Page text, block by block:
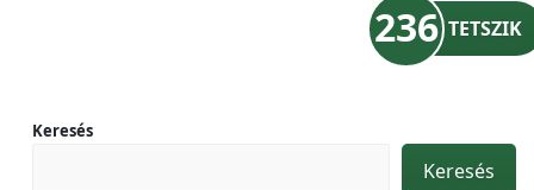
236 TETSZIK
Keresés
Keresés